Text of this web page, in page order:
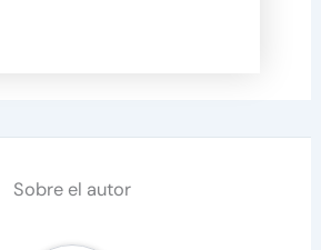
Sobre el autor